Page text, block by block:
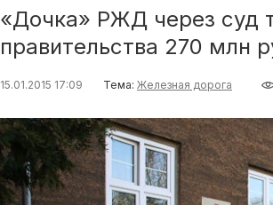
«Дочка» РЖД через суд
правительства 270 млн
15.01.2015 17:09 Тема: Железная дорога